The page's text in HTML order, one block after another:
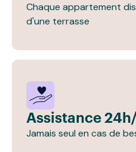
Chaque appartement
d'une terrasse
Assistance
Jamais seul en cas de